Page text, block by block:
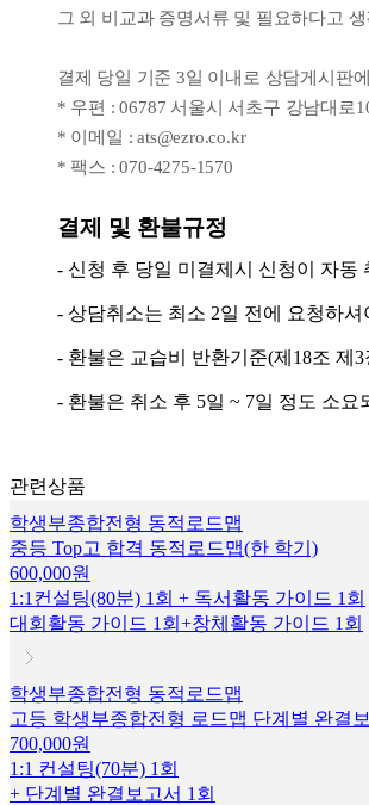
그 외 비교과 증명서류 및 필요하다고
결제 당일 기준 3일 이내로 상담게시판
* 우편 : 06787 서울시 서초구 강남대로
* 이메일 : ats@ezro.co.kr
* 팩스 : 070-4275-1570
결제 및 환불규정
- 신청 후 당일 미결제시 신청이 자동
- 상담취소는 최소 2일 전에 요청하
- 환불은 교습비 반환기준(제18조 제
- 환불은 취소 후 5일 ~ 7일 정도 소
관련상품
학생부종합전형 동적로드맵
중등 Top고 합격 동적로드맵(한 학기)
600,000원
1:1컨설팅(80분) 1회 + 독서활동 가이드 1회
대회활동 가이드 1회+창체활동 가이드 1회
학생부종합전형 동적로드맵
고등 학생부종합전형 로드맵 단계별 완결
700,000원
1:1 컨설팅(70분) 1회
+ 단계별 완결보고서 1회